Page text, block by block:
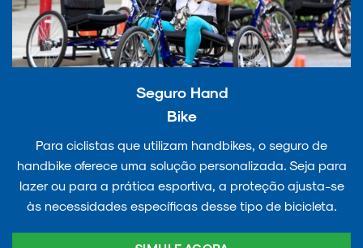
Seguro Hand
Bike
Para ciclistas que utilizam handbikes, o seguro de
handbike oferece uma solução personalizada. Seja para
lazer ou para a prática esportiva, a proteção ajusta-se
às necessidades específicas desse tipo de bicicleta.